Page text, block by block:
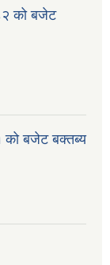
को बजेट
को बजेट बक्तब्य